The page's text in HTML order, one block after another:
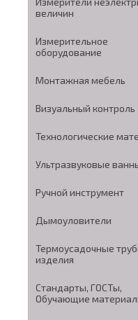
величин
Измерительное
оборудование
Монтажная мебель
Визуальный контроль
Технологические
Ультразвуковые
Ручной инструмент
Дымоуловители
Термоусадочные
изделия
Стандарты, ГОСТы,
Обучающие